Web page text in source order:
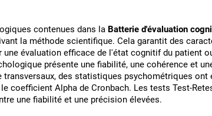
contenues dans la Batterie d'évaluation
la méthode scientifique. Cela garantit des
évaluation efficace de l'état cognitif du patient
présente une fiabilité, une cohérence et
transversaux, des statistiques psychométriques ont
coefficient Alpha de Cronbach. Les tests Test-
une fiabilité et une précision élevées.